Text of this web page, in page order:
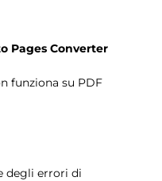
Pages Converter
funziona su PDF
degli errori di